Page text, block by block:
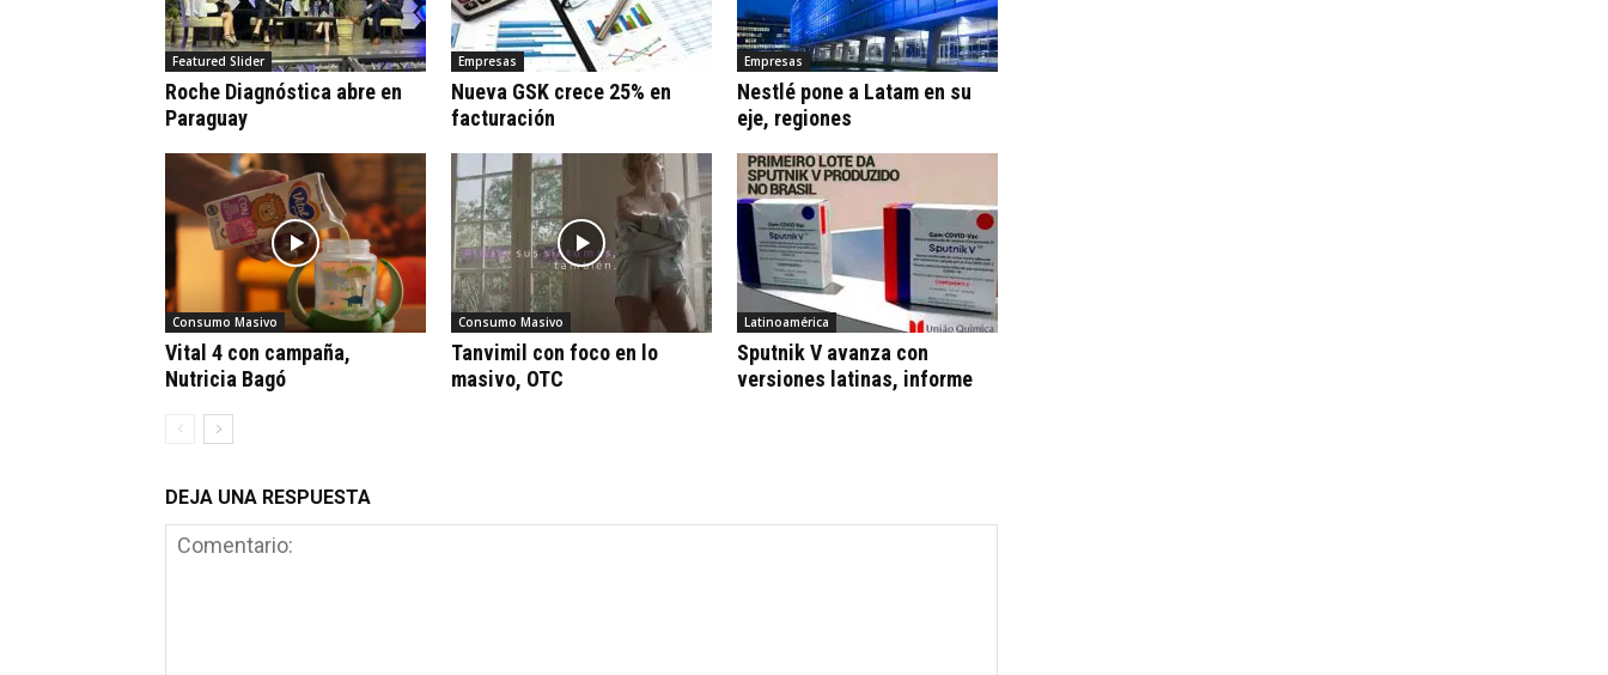
Featured Slider
Roche Diagnóstica abre en
Paraguay
Empresas
Nueva GSK crece 25% en
facturación
Empresas
Nestlé pone a Latam en su
eje, regiones
Consumo Masivo
Vital 4 con campaña,
Nutricia Bagó
Consumo Masivo
Tanvimil con foco en lo
masivo, OTC
Latinoamérica
Sputnik V avanza con
versiones latinas, informe
DEJA UNA RESPUESTA